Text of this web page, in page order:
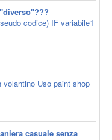
codice) IF variabile1
Uso paint shop
casuale senza